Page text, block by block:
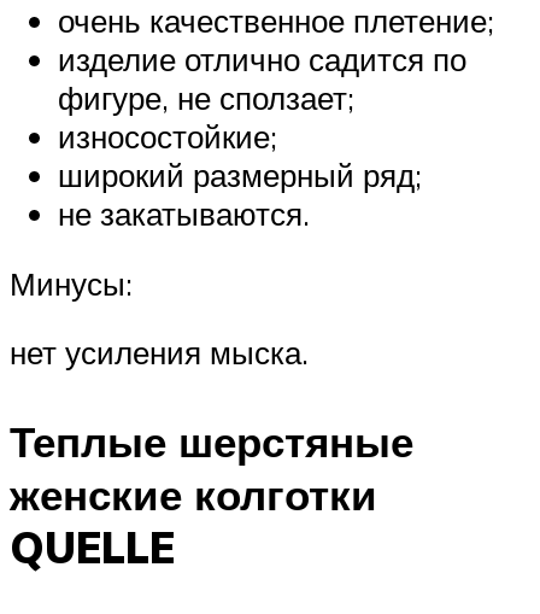
очень качественное плетение;
изделие отлично садится по
фигуре, не сползает;
износостойкие;
широкий размерный ряд;
не закатываются.
Минусы:
нет усиления мыска.
Теплые шерстяные
женские колготки
QUELLE